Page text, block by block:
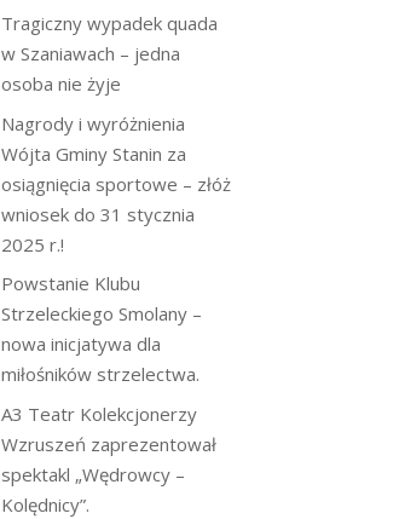
Tragiczny wypadek quada
w Szaniawach – jedna
osoba nie żyje
Nagrody i wyróżnienia
Wójta Gminy Stanin za
osiągnięcia sportowe – złóż
wniosek do 31 stycznia
2025 r.!
Powstanie Klubu
Strzeleckiego Smolany –
nowa inicjatywa dla
miłośników strzelectwa.
A3 Teatr Kolekcjonerzy
Wzruszeń zaprezentował
spektakl „Wędrowcy –
Kolędnicy”.